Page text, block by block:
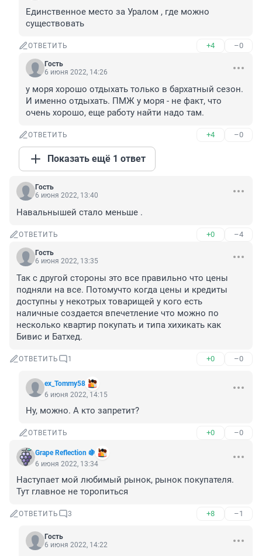
Единственное место за Уралом , где можно
существовать
ОТВЕТИТЬ +4 –0
Гость
6 июня 2022, 14:26
у моря хорошо отдыхать только в бархатный сезон.
И именно отдыхать. ПМЖ у моря - не факт, что
очень хорошо, еще работу найти надо там.
ОТВЕТИТЬ +4 –0
Показать ещё 1 ответ
Гость
6 июня 2022, 13:40
Навальнышей стало меньше .
ОТВЕТИТЬ +0 –4
Гость
6 июня 2022, 13:35
Так с другой стороны это все правильно что цены
подняли на все. Потомучто когда цены и кредиты
доступны у некотрых товарищей у кого есть
наличные создается впечетление что можно по
несколько квартир покупать и типа хихикать как
Бивис и Батхед.
ОТВЕТИТЬ 1 +0 –0
ex_Tommy58
6 июня 2022, 14:15
Ну, можно. А кто запретит?
ОТВЕТИТЬ +0 –0
Grape Reflection 🍇
6 июня 2022, 13:34
Наступает мой любимый рынок, рынок покупателя.
Тут главное не торопиться
ОТВЕТИТЬ 3 +8 –1
Гость
6 июня 2022, 14:22